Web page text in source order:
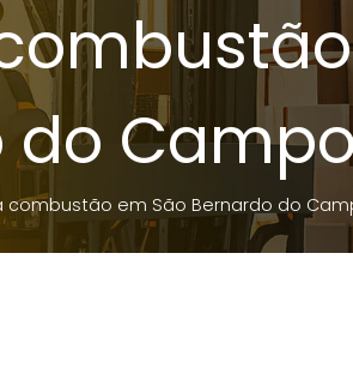
do Campo
combustão em São Bernardo do